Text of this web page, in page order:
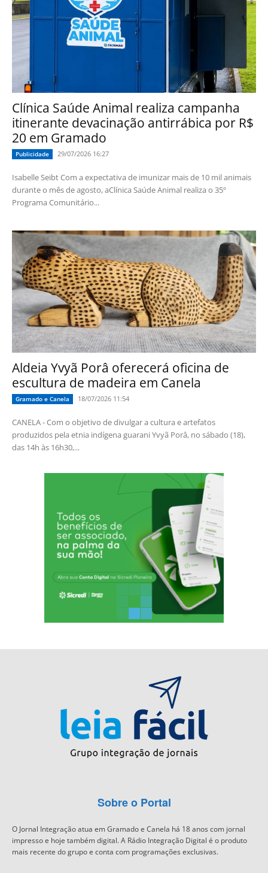
Clínica Saúde Animal realiza campanha
itinerante devacinação antirrábica por R$
20 em Gramado
Publicidade 29/07/2026 16:27
Isabelle Seibt Com a expectativa de imunizar mais de 10 mil animais
durante o mês de agosto, aClínica Saúde Animal realiza o 35º
Programa Comunitário...
Aldeia Yvyã Porâ oferecerá oficina de
escultura de madeira em Canela
Gramado e Canela 18/07/2026 11:54
CANELA - Com o objetivo de divulgar a cultura e artefatos
produzidos pela etnia indígena guarani Yvyã Porâ, no sábado (18),
das 14h às 16h30,...
Sobre o Portal
O Jornal Integração atua em Gramado e Canela há 18 anos com jornal
impresso e hoje também digital. A Rádio Integração Digital é o produto
mais recente do grupo e conta com programações exclusivas.